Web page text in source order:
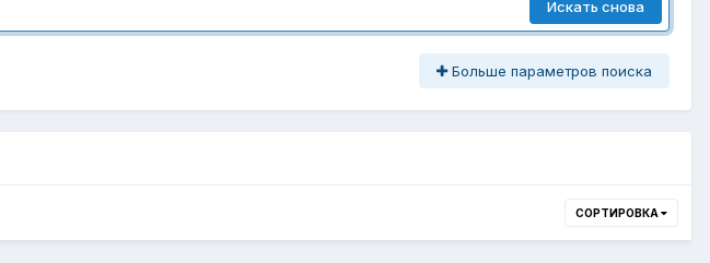
Искать снова
Больше параметров поиска
СОРТИРОВКА